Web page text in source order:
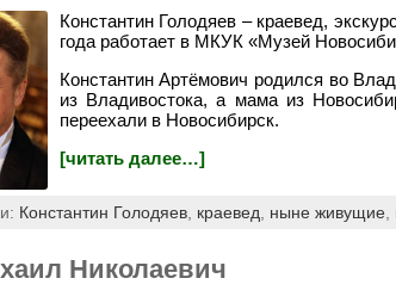
Константин Голодяев – краевед,
года работает в МКУК «Музей
Константин Артёмович родился во
из Владивостока, а мама из
переехали в Новосибирск.
[читать далее…]
Константин Голодяев, краевед ныне живущие
Николаевич